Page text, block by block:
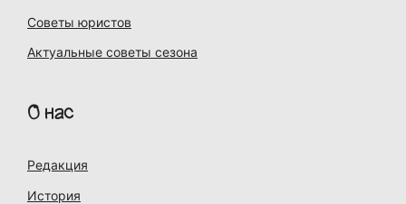
Советы юристов
Актуальные советы сезона
О нас
Редакция
История